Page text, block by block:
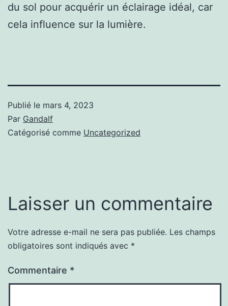
du sol pour acquérir un éclairage idéal, car
cela influence sur la lumière.
Publié le mars 4, 2023
Par Gandalf
Catégorisé comme Uncategorized
Laisser un commentaire
Votre adresse e-mail ne sera pas publiée. Les champs
obligatoires sont indiqués avec *
Commentaire *